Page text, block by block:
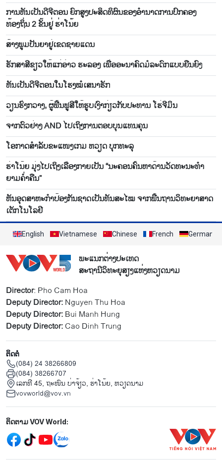
ການຫັນເປັນດີຈີຕອນ ຍົກສູງປະສິດທິຜົນຂອງອຳນາດການປົກຄອງ
ທ້ອງຖິ່ນ 2 ຂັ້ນຢູ່ ຮ່າໂນ້ຍ
ສ້າງພູມປັນຍາຢູ່ເຂດຊາຍແດນ
ຮັກສາສີຂຽວໃຫ້ແກ່ອ່າວ ຮະລອງ ເພື່ອອະນາຄົດມໍລະດົກແບບຍືນຍົງ
ຫັນ​ເປັນ​ດີ​ຈີ​ຕອນ​ໃນ​ໂຮງ​ໝໍ​ເສ​ນາ​ຮັກ
ວຽນຮົ່ງກວາງ, ຜູ້ຟື້ນຟູສີໃຫ້ຮູບເງົາກ່ຽວກັບປະທານ ໂຮ່ຈີມິນ
ຈາກຕົວຢ່າງ AND ໄປເຖິງການຕອບບຸນແທນຄຸນ
ໂອ​ກາດສຳລັບ​ຂະ​ແໜງເກມ ຫວຽດ ບຸກ​ທະ​ລຸ
ຮ່າໂນ້ຍ ມຸ່ງໄປເຖິງເລື່ອງກາຍເປັນ “ນະຄອນຄົ້ນຫາດ້ານວັດທະນະທຳ
ຍາມຄ່ຳຄືນ”
ຫັນ​ອຸດ​ສາ​ຫະ​ກຳ​ປ້ອງ​ກັນ​ຊາດ​ເປັນ​ທັນ​ສະ​ໄໝ ຈາກ​ພື້ນ​ຖານ​ວິ​ທະ​ຍາ​ສາດ​
ເຕັກ​ໂນ​ໂລ​ຢີ
English Vietnamese Chinese French German
ພະແນກຕ່າງປະເທດ
ສະຖານີວິທະຍຸສຽງແຫ່ງຫວຽດນາມ
Director: Pho Cam Hoa
Deputy Director:Nguyen Thu Hoa
Deputy Director:Bui Manh Hung
Deputy Director:Cao Dinh Trung
ຕິດຕໍ່
(084) 24 38266809
(084) 38266707
ເລກທີ 45, ຖະໜົນ ບ່າ​ຈ້ຽວ, ຮ່າ​ໂນ້ຍ, ຫວຽດນາມ
vovworld@vov.vn
Mạng xã hội
ຕິດຕາມ VOV World: